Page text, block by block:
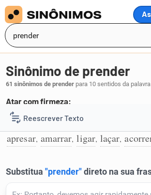
Reescrever Texto
Resumir Texto
Corrigir Texto
Sinônimo de prender
61 sinônimos de prender para 10 sentidos da palavra
Atar com firmeza:
1 atar,enlear,agrilhoar
apresar, amarrar, ligar, laçar,